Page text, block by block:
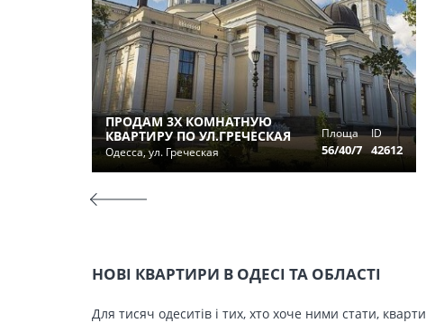
ПРОДАМ 3Х КОМНАТНУЮ
КВАРТИРУ ПО УЛ.ГРЕЧЕСКАЯ
Одесса, ул. Греческая
Площа
56/40/7
ID
42612
НОВІ КВАРТИРИ В ОДЕСІ ТА ОБЛАСТІ
Для тисяч одеситів і тих, хто хоче ними стати,